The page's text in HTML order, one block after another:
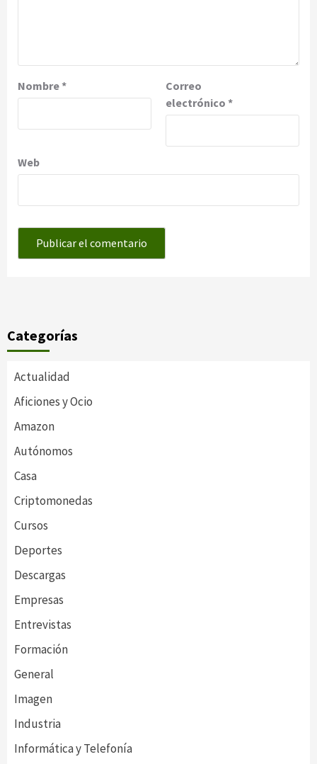
Nombre*
Correo
electrónico *
Web
Categorías
Actualidad
Aficiones y Ocio
Amazon
Autónomos
Casa
Criptomonedas
Cursos
Deportes
Descargas
Empresas
Entrevistas
Formación
General
Imagen
Industria
Informática y Telefonía